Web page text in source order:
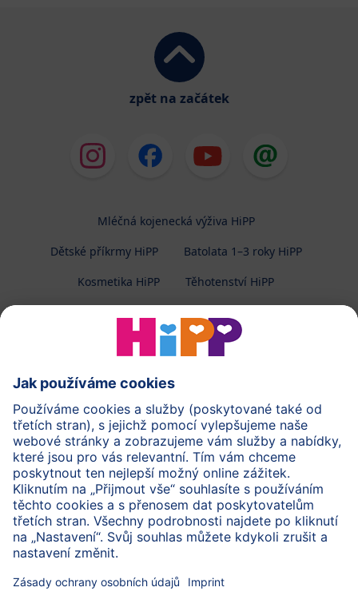
zpět na začátek
Mléčná kojenecká výživa HiPP
Dětské příkrmy HiPP
Batolata 1–3 roky HiPP
Kosmetika HiPP
Těhotenství HiPP
Ochrana osobních údajů
Zpracování osobních údajů (BabyClub)
Zpracování osobních údajů (Fotosoutěž)
Cookies a pravidla užívání webové stránky
Pravidla soutěže (Fotosoutěž)
Všeobecné podmínky
Práva Imprint